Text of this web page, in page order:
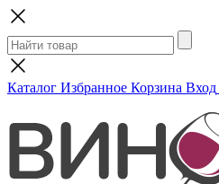
Каталог Избранное Корзина Вход